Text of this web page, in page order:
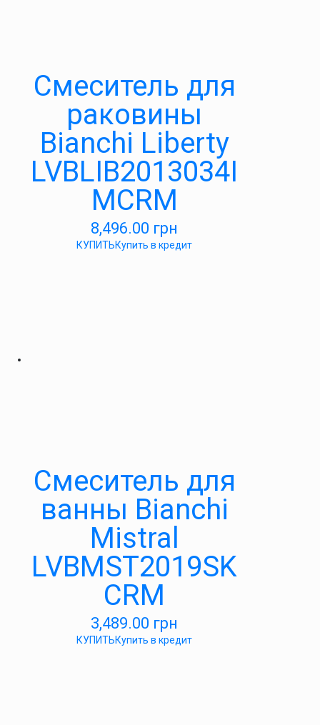
Смеситель для
раковины
Bianchi Liberty
LVBLIB2013034I
MCRM
8,496.00 грн
КУПИТЬКупить в кредит
Смеситель для
ванны Bianchi
Mistral
LVBMST2019SK
CRM
3,489.00 грн
КУПИТЬКупить в кредит